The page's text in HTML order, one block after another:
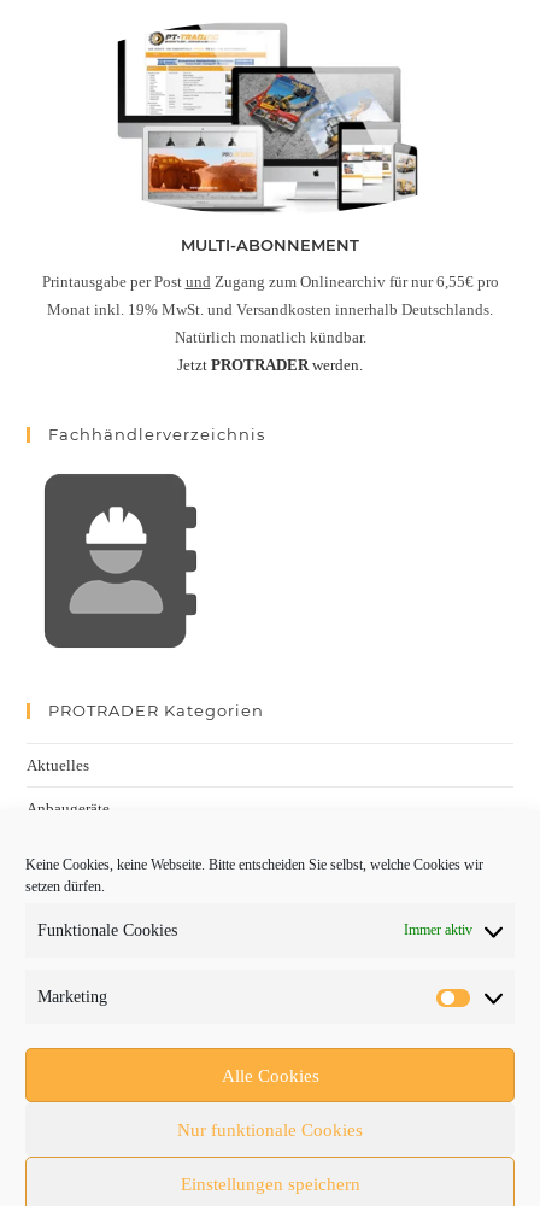
Keine Cookies, keine Webseite. Bitte entscheiden Sie selbst, welche Cookies wir
setzen dürfen.
Funktionale Cookies Immer aktiv
Marketing
Alle Cookies
Nur funktionale Cookies
Einstellungen speichern
MULTI-ABONNEMENT
Printausgabe per Post und Zugang zum Onlinearchiv für nur 6,55€ pro
Monat inkl. 19% MwSt. und Versandkosten innerhalb Deutschlands.
Natürlich monatlich kündbar.
Jetzt PROTRADERwerden.
Fachhändlerverzeichnis
PROTRADER Kategorien
Aktuelles
Anbaugeräte
Baumaschinen
Fachmessen
Nutzfahrzeuge
RATL 2025 | RecyclingAKTIV & TiefbauLIVE